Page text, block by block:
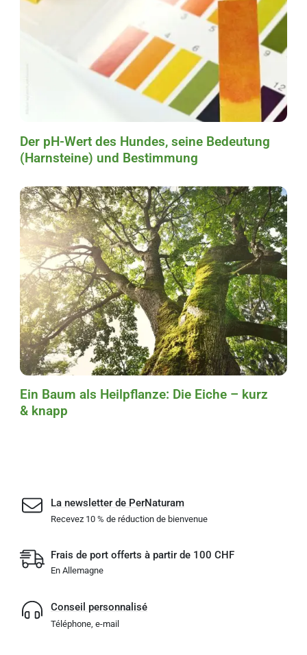
Der pH-Wert des Hundes, seine Bedeutung
(Harnsteine) und Bestimmung
Ein Baum als Heilpflanze: Die Eiche – kurz
& knapp
La newsletter de PerNaturam
Recevez 10 % de réduction de bienvenue
Frais de port offerts à partir de 100 CHF
En Allemagne
Conseil personnalisé
Téléphone, e-mail